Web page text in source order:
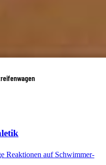
Reaktionen auf Schwimmer-